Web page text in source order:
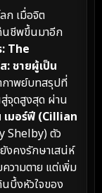
ก เมื่อจิต
ชีพขึ้นมาอีก
The
ชายผู้เป็น
กาพย์บทสรุปที่
จุดสูงสุด ผ่าน
เมอร์ฟี (Cillian
Shelby) ตัว
งคงรักษาเสน่ห์
วามตาย แต่เพิ่ม
บึ้งหัวใจของ